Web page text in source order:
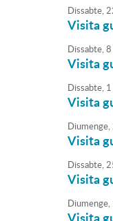
Dissabte,
Visita
Dissabte,8
Visita
Dissabte, 1
Visita
Diumenge,
Visita
Dissabte,
Visita
Diumenge,